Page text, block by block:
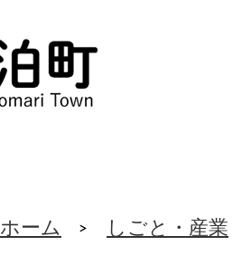
ホーム しごと・産業